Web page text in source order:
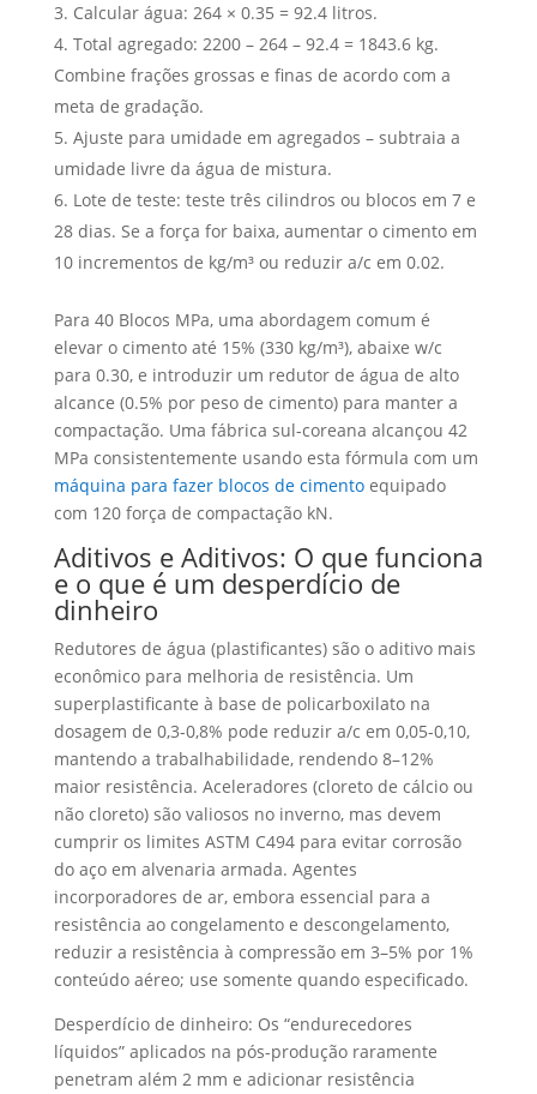
Calcular água: 264 × 0.35 = 92.4 litros.
Total agregado: 2200 – 264 – 92.4 = 1843.6 kg.
Combine frações grossas e finas de acordo com a
meta de gradação.
Ajuste para umidade em agregados – subtraia a
umidade livre da água de mistura.
Lote de teste: teste três cilindros ou blocos em 7 e
28 dias. Se a força for baixa, aumentar o cimento em
10 incrementos de kg/m³ ou reduzir a/c em 0.02.
Para 40 Blocos MPa, uma abordagem comum é
elevar o cimento até 15% (330 kg/m³), abaixe w/c
para 0.30, e introduzir um redutor de água de alto
alcance (0.5% por peso de cimento) para manter a
compactação. Uma fábrica sul-coreana alcançou 42
MPa consistentemente usando esta fórmula com um
máquina para fazer blocos de cimento equipado
com 120 força de compactação kN.
Aditivos e Aditivos: O que funciona
e o que é um desperdício de
dinheiro
Redutores de água (plastificantes) são o aditivo mais
econômico para melhoria de resistência. Um
superplastificante à base de policarboxilato na
dosagem de 0,3-0,8% pode reduzir a/c em 0,05-0,10,
mantendo a trabalhabilidade, rendendo 8–12%
maior resistência. Aceleradores (cloreto de cálcio ou
não cloreto) são valiosos no inverno, mas devem
cumprir os limites ASTM C494 para evitar corrosão
do aço em alvenaria armada. Agentes
incorporadores de ar, embora essencial para a
resistência ao congelamento e descongelamento,
reduzir a resistência à compressão em 3–5% por 1%
conteúdo aéreo; use somente quando especificado.
Desperdício de dinheiro: Os “endurecedores
líquidos” aplicados na pós-produção raramente
penetram além 2 mm e adicionar resistência